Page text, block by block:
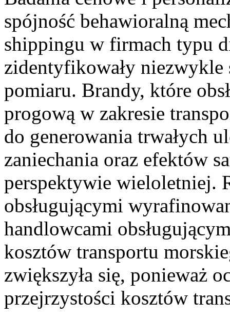
spójność behawioralną
shippingu w firmach typu
zidentyfikowały niezwykle
pomiaru. Brandy, które
progową w zakresie
do generowania trwałych
zaniechania oraz efektów
perspektywie wieloletniej.
obsługującymi
handlowcami
kosztów transportu
zwiększyła się, ponieważ
przejrzystości kosztów